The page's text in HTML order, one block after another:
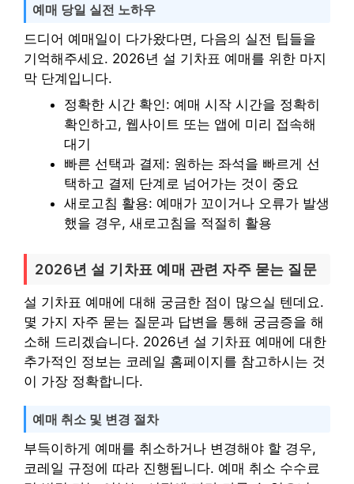
예매 당일 실전 노하우
드디어 예매일이 다가왔다면, 다음의 실전 팁들을
기억해주세요. 2026년 설 기차표 예매를 위한 마지
막 단계입니다.
정확한 시간 확인: 예매 시작 시간을 정확히
확인하고, 웹사이트 또는 앱에 미리 접속해
대기
빠른 선택과 결제: 원하는 좌석을 빠르게 선
택하고 결제 단계로 넘어가는 것이 중요
새로고침 활용: 예매가 꼬이거나 오류가 발생
했을 경우, 새로고침을 적절히 활용
2026년 설 기차표 예매 관련 자주 묻는 질문
설 기차표 예매에 대해 궁금한 점이 많으실 텐데요.
몇 가지 자주 묻는 질문과 답변을 통해 궁금증을 해
소해 드리겠습니다. 2026년 설 기차표 예매에 대한
추가적인 정보는 코레일 홈페이지를 참고하시는 것
이 가장 정확합니다.
예매 취소 및 변경 절차
부득이하게 예매를 취소하거나 변경해야 할 경우,
코레일 규정에 따라 진행됩니다. 예매 취소 수수료